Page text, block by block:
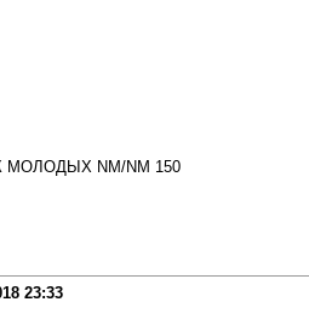
NM/NM 150
23:33